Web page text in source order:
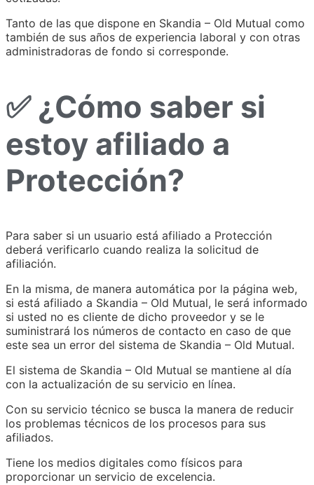
Tanto de las que dispone en Skandia – Old Mutual como
también de sus años de experiencia laboral y con otras
administradoras de fondo si corresponde.
✅ ¿Cómo saber si
estoy afiliado a
Protección?
Para saber si un usuario está afiliado a Protección
deberá verificarlo cuando realiza la solicitud de
afiliación.
En la misma, de manera automática por la página web,
si está afiliado a Skandia – Old Mutual, le será informado
si usted no es cliente de dicho proveedor y se le
suministrará los números de contacto en caso de que
este sea un error del sistema de Skandia – Old Mutual.
El sistema de Skandia – Old Mutual se mantiene al día
con la actualización de su servicio en línea.
Con su servicio técnico se busca la manera de reducir
los problemas técnicos de los procesos para sus
afiliados.
Tiene los medios digitales como físicos para
proporcionar un servicio de excelencia.